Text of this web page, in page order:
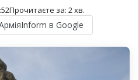
Прочитаєте за: 2хв.
в Google